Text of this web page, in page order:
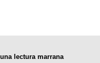
lectura marrana